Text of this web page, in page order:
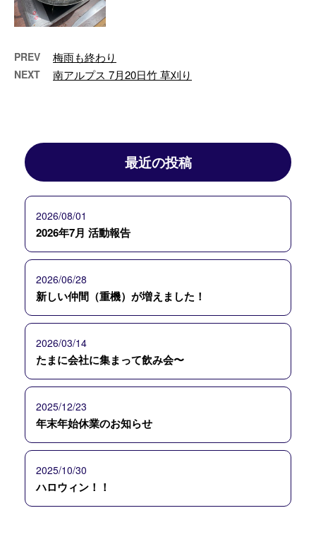
PREV 梅雨も終わり
NEXT 南アルプス 7月20日竹 草刈り
最近の投稿
2026/08/01
2026年7月 活動報告
2026/06/28
新しい仲間（重機）が増えました！
2026/03/14
たまに会社に集まって飲み会〜
2025/12/23
年末年始休業のお知らせ
2025/10/30
ハロウィン！！